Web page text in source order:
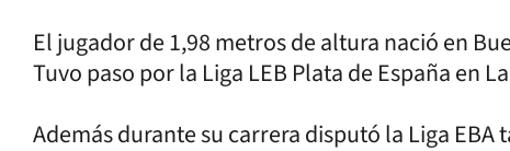
El jugador de 1,98 metros de altura nació en
Tuvo paso por la Liga LEB Plata de España en
Además durante su carrera disputó la Liga